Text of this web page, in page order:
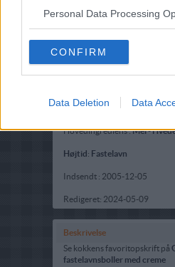
Personal Data Processing
CONFIRM
Data Deletion Data
Ret :Kager- Fastelavnsboller
Hovedingrediens :Mel-
Højtid : Fastelavn
Indsendt : 2005-12-05
Redigeret: 2024-05-09
Beskrivelse
Se kokkens favoritopskrift på
fastelavnsboller med creme